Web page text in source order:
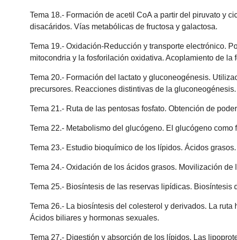
Tema 18.- Formación de acetil CoA a partir del piruvato y
disacáridos. Vías metabólicas de fructosa y galactosa.
Tema 19.- Oxidación-Reducción y transporte electrónico.
mitocondria y la fosforilación oxidativa. Acoplamiento de
Tema 20.- Formación del lactato y gluconeogénesis.
precursores. Reacciones distintivas de la gluconeogénesis.
Tema 21.- Ruta de las pentosas fosfato. Obtención de
Tema 22.- Metabolismo del glucógeno. El glucógeno
Tema 23.- Estudio bioquímico de los lípidos. Ácidos
Tema 24.- Oxidación de los ácidos grasos. Movilización
Tema 25.- Biosíntesis de las reservas lipídicas.
Tema 26.- La biosíntesis del colesterol y derivados. La
Ácidos biliares y hormonas sexuales.
Tema 27.- Digestión y absorción de los lípidos. Las